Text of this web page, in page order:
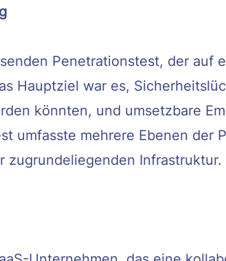
Penetrationstest, der auf
Hauptziel war es,
könnten, und umsetzbare
umfasste mehrere Ebenen der
zugrundeliegenden Infrastruktur.